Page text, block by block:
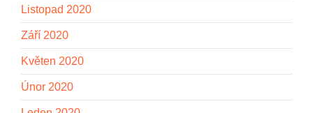
Listopad 2020
Září 2020
Květen 2020
Únor 2020